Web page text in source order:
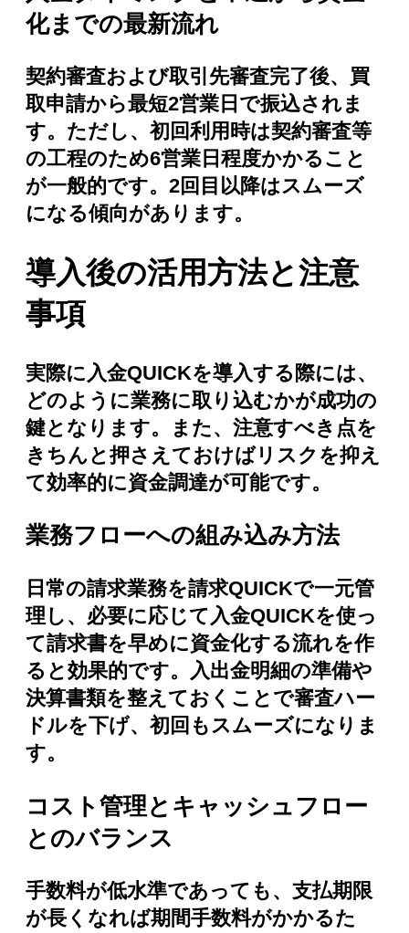
化までの最新流れ
契約審査および取引先審査完了後、買
取申請から最短2営業日で振込されま
す。ただし、初回利用時は契約審査等
の工程のため6営業日程度かかること
が一般的です。2回目以降はスムーズ
になる傾向があります。
導入後の活用方法と注意
事項
実際に入金QUICKを導入する際には、
どのように業務に取り込むかが成功の
鍵となります。また、注意すべき点を
きちんと押さえておけばリスクを抑え
て効率的に資金調達が可能です。
業務フローへの組み込み方法
日常の請求業務を請求QUICKで一元管
理し、必要に応じて入金QUICKを使っ
て請求書を早めに資金化する流れを作
ると効果的です。入出金明細の準備や
決算書類を整えておくことで審査ハー
ドルを下げ、初回もスムーズになりま
す。
コスト管理とキャッシュフロー
とのバランス
手数料が低水準であっても、支払期限
が長くなれば期間手数料がかかるた